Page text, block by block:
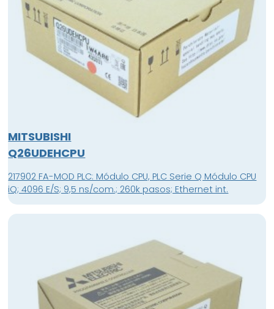
MITSUBISHI
Q26UDEHCPU
217902 FA-MOD PLC: Módulo CPU, PLC Serie Q Módulo CPU
iQ; 4096 E/S; 9,5 ns/com.; 260k pasos; Ethernet int.